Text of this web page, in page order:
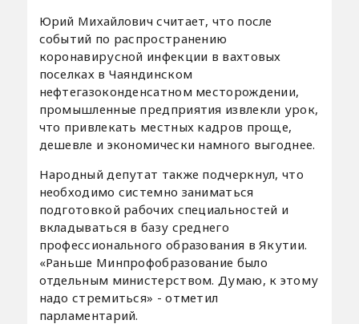
Юрий Михайлович считает, что после
событий по распространению
коронавирусной инфекции в вахтовых
поселках в Чаяндинском
нефтегазоконденсатном месторождении,
промышленные предприятия извлекли урок,
что привлекать местных кадров проще,
дешевле и экономически намного выгоднее.
Народный депутат также подчеркнул, что
необходимо системно заниматься
подготовкой рабочих специальностей и
вкладываться в базу среднего
профессионального образования в Якутии.
«Раньше Минпрофобразование было
отдельным министерством. Думаю, к этому
надо стремиться» - отметил
парламентарий.